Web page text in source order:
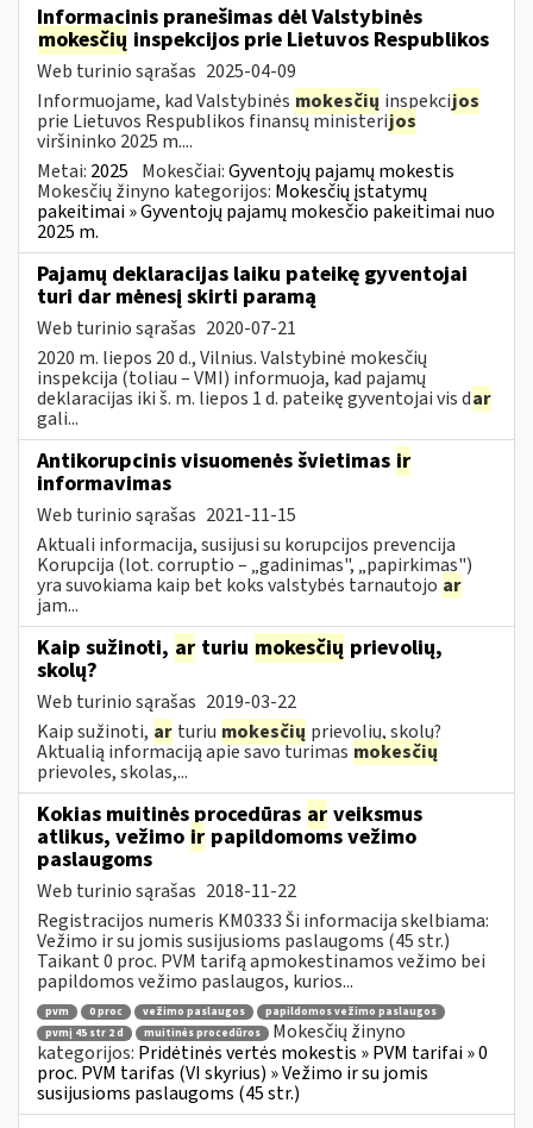
Informacinis pranešimas dėl Valstybinės
mokesčių inspekcijos prie Lietuvos Respublikos
Web turinio sąrašas 2025-04-09
Informuojame, kad Valstybinės mokesčių inspekcijos
prie Lietuvos Respublikos finansų ministerijos
viršininko 2025 m....
Metai: 2025 Mokesčiai:Gyventojų pajamų mokestis
Mokesčių žinyno kategorijos: Mokesčių įstatymų
pakeitimai » Gyventojų pajamų mokesčio pakeitimai nuo
2025 m.
Pajamų deklaracijas laiku pateikę gyventojai
turi dar mėnesį skirti paramą
Web turinio sąrašas 2020-07-21
2020 m. liepos 20 d., Vilnius. Valstybinė mokesčių
inspekcija (toliau – VMI) informuoja, kad pajamų
deklaracijas iki š. m. liepos 1 d. pateikę gyventojai vis dar
gali...
Antikorupcinis visuomenės švietimas ir
informavimas
Web turinio sąrašas 2021-11-15
Aktuali informacija, susijusi su korupcijos prevencija
Korupcija (lot. corruptio – „gadinimas", „papirkimas")
yra suvokiama kaip bet koks valstybės tarnautojo ar
jam...
Kaip sužinoti, ar turiu mokesčių prievolių,
skolų?
Web turinio sąrašas 2019-03-22
Kaip sužinoti, ar turiu mokesčių prievolių, skolų?
Aktualią informaciją apie savo turimas mokesčių
prievoles, skolas,...
Kokias muitinės procedūras ar veiksmus
atlikus, vežimo ir papildomoms vežimo
paslaugoms
Web turinio sąrašas 2018-11-22
Registracijos numeris KM0333 Ši informacija skelbiama:
Vežimo ir su jomis susijusioms paslaugoms (45 str.)
Taikant 0 proc. PVM tarifą apmokestinamos vežimo bei
papildomos vežimo paslaugos, kurios...
pvm 0 proc vežimo paslaugos
papildomos vežimo paslaugos
pvmį 45 str 2 d
muitinės procedūros
Mokesčių žinyno
kategorijos: Pridėtinės vertės mokestis » PVM tarifai » 0
proc. PVM tarifas (VI skyrius) » Vežimo ir su jomis
susijusioms paslaugoms (45 str.)